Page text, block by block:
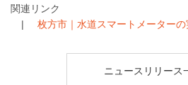
関連リンク
枚方市｜水道スマートメーター
ニュースリリース